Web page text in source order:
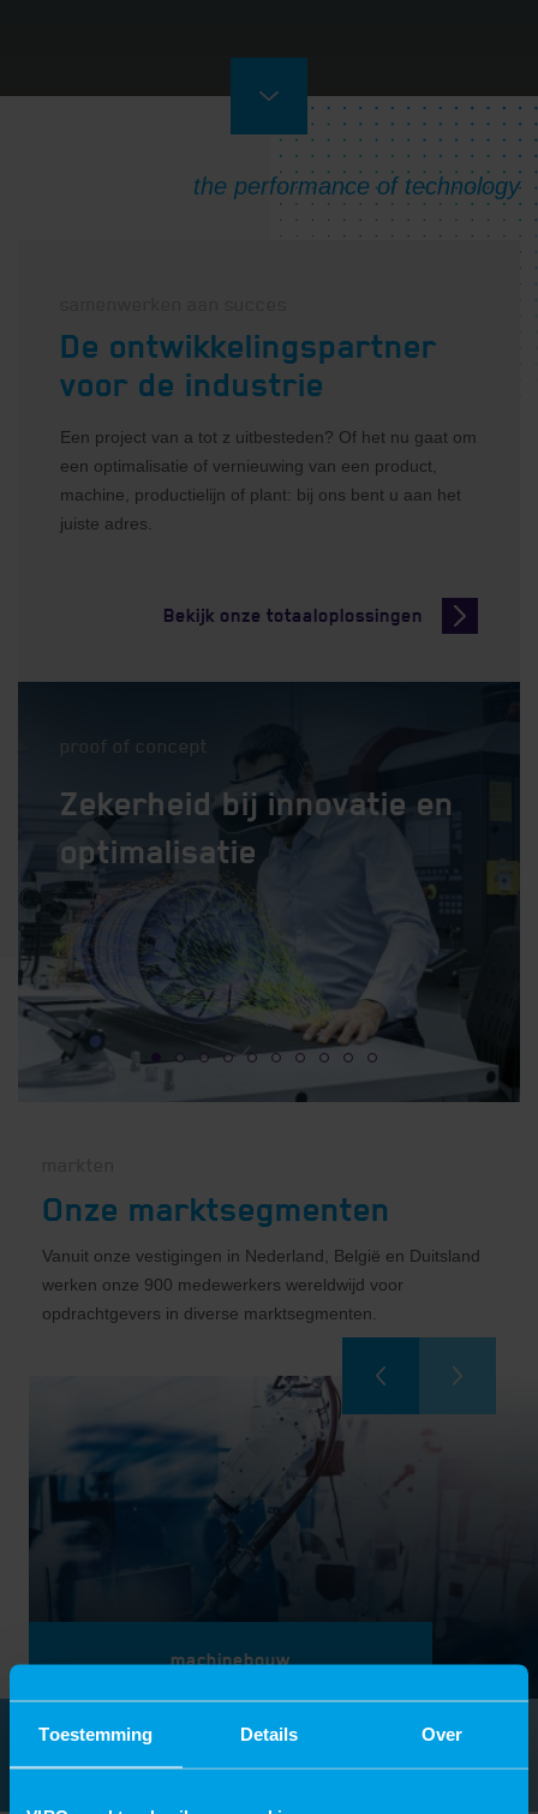
Toestemming Details Over
De ontwikkelingspartner
voor de industrie
Een project van a tot z uitbesteden? Of het nu gaat om
een optimalisatie of vernieuwing van een product,
machine, productielijn of plant: bij ons bent u aan het
juiste adres.
Bekijk onze totaaloplossingen
proof of concept
Zekerheid bij innovatie en
optimalisatie
1 2 3 4 5 6 7 8 9 10
Onze marktsegmenten
Vanuit onze vestigingen in Nederland, België en Duitsland
werken onze 900 medewerkers wereldwijd voor
opdrachtgevers in diverse marktsegmenten.
machinebouw